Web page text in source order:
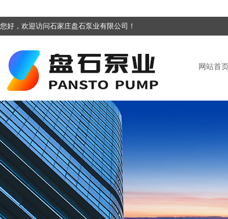
您好，欢迎访问石家庄盘石泵业有限公司！
网站首